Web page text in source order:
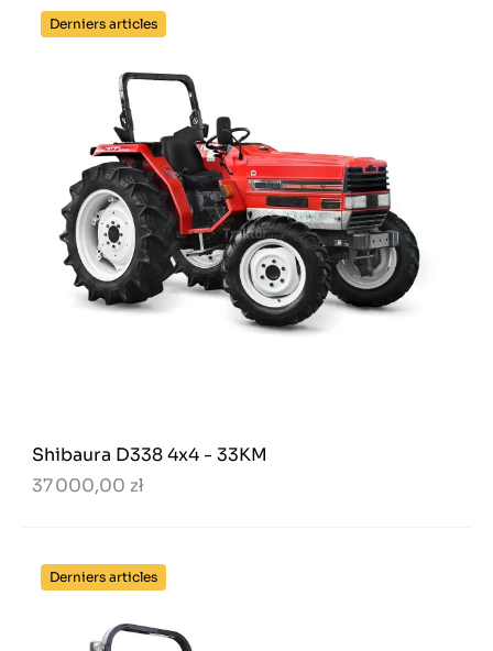
Derniers articles
Shibaura D338 4x4 - 33KM
37 000,00 zł
Derniers articles